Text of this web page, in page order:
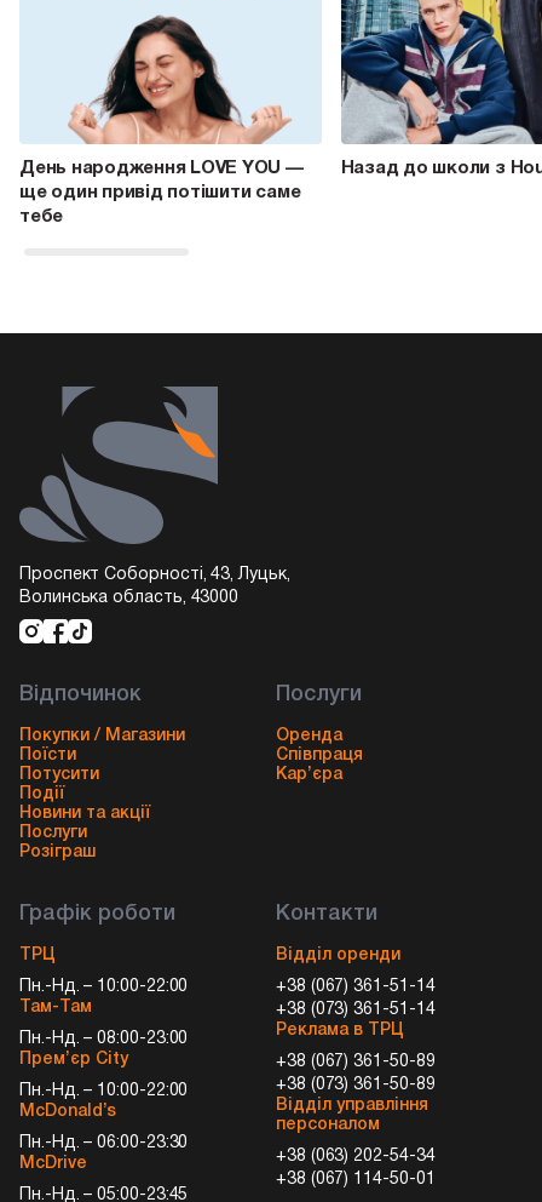
День народження LOVE YOU —
ще один привід потішити саме
тебе
Назад до школи з
Проспект Соборності, 43, Луцьк,
Волинська область, 43000
Відпочинок
Покупки / Магазини
Поїсти
Потусити
Події
Новини та акції
Послуги
Розіграш
Послуги
Оренда
Співпраця
Кар’єра
Графік роботи
ТРЦ
Пн.-Нд. – 10:00-22:00
Там-Там
Пн.-Нд. – 08:00-23:00
Прем’єр City
Пн.-Нд. – 10:00-22:00
McDonald’s
Пн.-Нд. – 06:00-23:30
McDrive
Пн.-Нд. – 05:00-23:45
Контакти
Відділ оренди
+38 (067) 361-51-14
+38 (073) 361-51-14
Реклама в ТРЦ
+38 (067) 361-50-89
+38 (073) 361-50-89
Відділ управління
персоналом
+38 (063) 202-54-34
+38 (067) 114-50-01